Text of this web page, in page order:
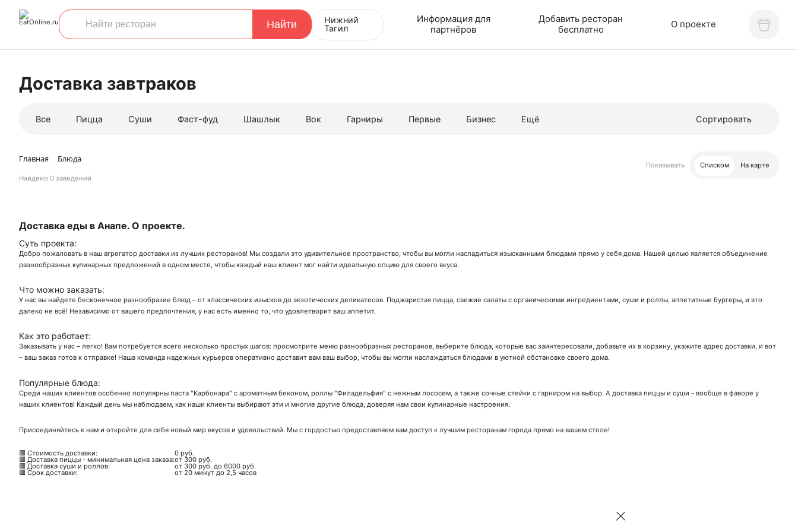
Нижний
Тагил
Информация для
партнёров
Добавить ресторан
бесплатно
О проекте
Доставка завтраков
Все Пицца Суши Фаст-фуд Шашлык Вок Гарниры Первые Бизнес Ещё Сортировать
Главная Блюда
Найдено 0 заведений
Показывать Списком На карте
Доставка еды в Анапе. О проекте.
Суть проекта:
Добро пожаловать в наш агрегатор доставки из лучших ресторанов! Мы создали это удивительное пространство, чтобы вы могли насладиться изысканными блюдами прямо у себя дома. Нашей целью является объединение
разнообразных кулинарных предложений в одном месте, чтобы каждый наш клиент мог найти идеальную опцию для своего вкуса.
Что можно заказать:
У нас вы найдете бесконечное разнообразие блюд – от классических изысков до экзотических деликатесов. Поджаристая пицца, свежие салаты с органическими ингредиентами, суши и роллы, аппетитные бургеры, и это
далеко не всё! Независимо от вашего предпочтения, у нас есть именно то, что удовлетворит ваш аппетит.
Как это работает:
Заказывать у нас – легко! Вам потребуется всего несколько простых шагов: просмотрите меню разнообразных ресторанов, выберите блюда, которые вас заинтересовали, добавьте их в корзину, укажите адрес доставки, и вот
– ваш заказ готов к отправке! Наша команда надежных курьеров оперативно доставит вам ваш выбор, чтобы вы могли наслаждаться блюдами в уютной обстановке своего дома.
Популярные блюда:
Среди наших клиентов особенно популярны паста "Карбонара" с ароматным беконом, роллы "Филадельфия" с нежным лососем, а также сочные стейки с гарниром на выбор. А доставка пиццы и суши - вообще в фаворе у
наших клиентов! Каждый день мы наблюдаем, как наши клиенты выбирают эти и многие другие блюда, доверяя нам свои кулинарные настроения.
Присоединяйтесь к нам и откройте для себя новый мир вкусов и удовольствий. Мы с гордостью предоставляем вам доступ к лучшим ресторанам города прямо на вашем столе!
🟥 Стоимость доставки: 0 руб.
🟥 Доставка пиццы - минимальная цена заказа:от 300 руб.
🟥 Доставка суши и роллов: от 300 руб. до 6000 руб.
🟥 Срок доставки: от 20 минут до 2,5 часов